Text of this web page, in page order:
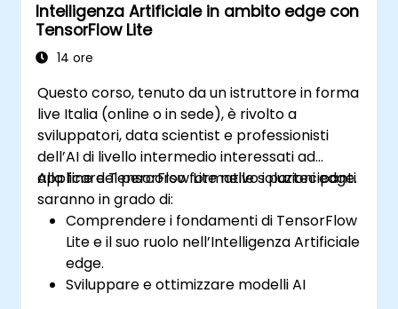
Intelligenza Artificiale in ambito edge con
TensorFlow Lite
14 ore
Questo corso, tenuto da un istruttore in forma
live Italia (online o in sede), è rivolto a
sviluppatori, data scientist e professionisti
dell’AI di livello intermedio interessati ad
applicare TensorFlow Lite nelle soluzioni edge.
Alla fine del percorso formativo i partecipanti
saranno in grado di:
Comprendere i fondamenti di TensorFlow
Lite e il suo ruolo nell’Intelligenza Artificiale
edge.
Sviluppare e ottimizzare modelli AI